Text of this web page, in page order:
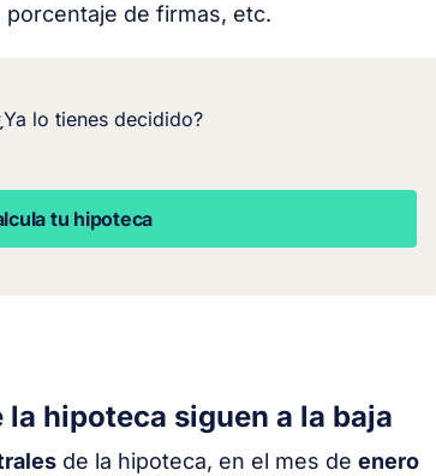
de firmas, etc.
lo tienes decidido?
tu hipoteca
hipoteca siguen a la baja
de la hipoteca, en el mes de enero